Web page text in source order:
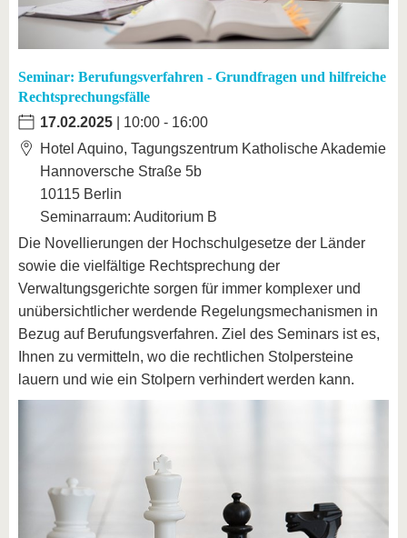
Seminar: Berufungsverfahren - Grundfragen und hilfreiche
Rechtsprechungsfälle
17.02.2025 | 10:00 - 16:00
Hotel Aquino, Tagungszentrum Katholische Akademie
Hannoversche Straße 5b
10115 Berlin
Seminarraum: Auditorium B
Die Novellierungen der Hochschulgesetze der Länder
sowie die vielfältige Rechtsprechung der
Verwaltungsgerichte sorgen für immer komplexer und
unübersichtlicher werdende Regelungsmechanismen in
Bezug auf Berufungsverfahren. Ziel des Seminars ist es,
Ihnen zu vermitteln, wo die rechtlichen Stolpersteine
lauern und wie ein Stolpern verhindert werden kann.